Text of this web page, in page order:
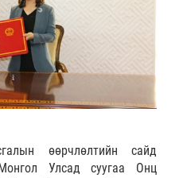
өөрчлөлтийн сайд
Улсад суугаа Онц